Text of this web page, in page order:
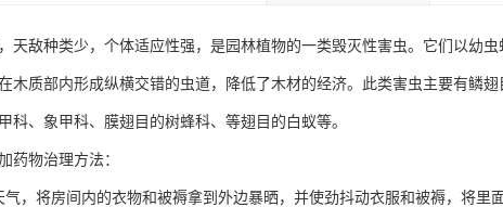
天敌种类少，个体适应性强，是园林植物的一类毁灭性害虫。它们以幼
木质部内形成纵横交错的虫道，降低了木材的经济。此类害虫主要有鳞
科、象甲科、膜翅目的树蜂科、等翅目的白蚁等。
药物治理方法：
，将房间内的衣物和被褥拿到外边暴晒，并使劲抖动衣服和被褥，将里